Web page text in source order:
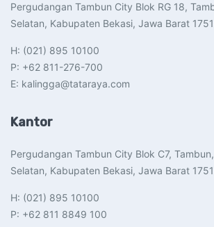
Pergudangan Tambun City Blok RG 18,
Selatan, Kabupaten Bekasi, Jawa Barat
H: (021) 895 10100
P: +62 811-276-700
E: kalingga@tataraya.com
Kantor
Pergudangan Tambun City Blok C7,
Selatan, Kabupaten Bekasi, Jawa Barat
H: (021) 895 10100
P: +62 811 8849 100